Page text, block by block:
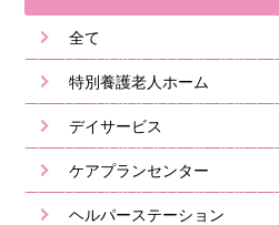
全て
特別養護老人ホーム
デイサービス
ケアプランセンター
ヘルパーステーション